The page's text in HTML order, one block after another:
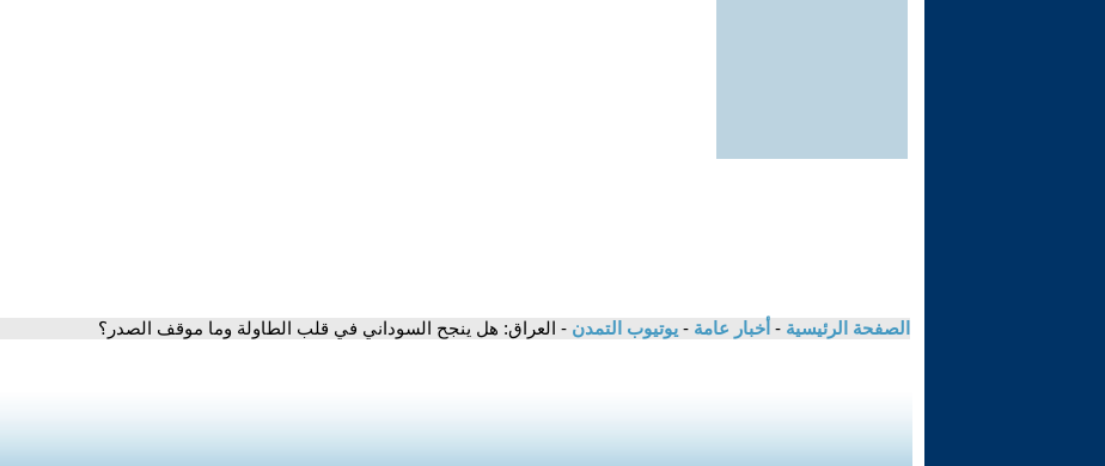
الصفحة الرئيسية - أخبار عامة - يوتيوب التمدن - العراق: هل ينجح السوداني في قلب الطاولة وما موقف الصدر؟